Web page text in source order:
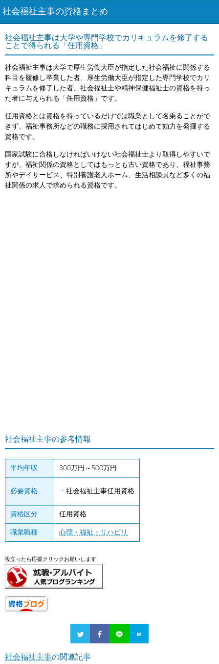
社会福祉主事の資格まとめ
社会福祉主事は大学や専門学校でカリキュラムを修了する
ことで得られる「任用資格」
社会福祉主事は大学で厚生労働大臣が指定した社会福祉に関係する
科目を履修し卒業した者、厚生労働大臣が指定した専門学校でカリ
キュラムを修了した者、社会福祉士や精神保健福祉士の資格を持っ
た者に与えられる「任用資格」です。
任用資格とは資格を持っているだけでは職業として名乗ることがで
きず、福祉事務所などの職務に採用されてはじめて効力を発揮する
資格です。
国家試験に合格しなければいけない社会福祉士より取得しやすいで
すが、福祉関係の資格としてはもっとも古い資格であり、福祉事務
所やデイサービス、特別養護老人ホーム、生活相談員など多くの福
祉関係の求人で求められる資格です。
社会福祉主事の参考情報
平均年収 300万円～500万円
必要資格 社会福祉主事任用資格
資格区分 任用資格
職業職種 心理・福祉・リハビリ
役立ったら応援クリックお願いします
社会福祉主事の関連記事